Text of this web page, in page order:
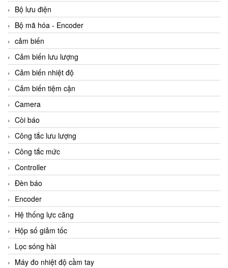
Bộ lưu điện
Bộ mã hóa - Encoder
cảm biến
Cảm biến lưu lượng
Cảm biến nhiệt độ
Cảm biến tiệm cận
Camera
Còi báo
Công tắc lưu lượng
Công tắc mức
Controller
Đèn báo
Encoder
Hệ thống lực căng
Hộp số giảm tốc
Lọc sóng hài
Máy đo nhiệt độ cầm tay